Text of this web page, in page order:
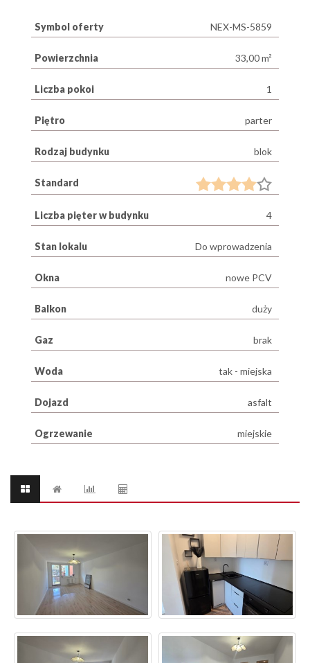
Symbol oferty NEX-MS-5859
Powierzchnia 33,00 m²
Liczba pokoi 1
Piętro parter
Rodzaj budynku blok
Standard
Liczba pięter w budynku 4
Stan lokalu Do wprowadzenia
Okna nowe PCV
Balkon duży
Gaz brak
Woda tak - miejska
Dojazd asfalt
Ogrzewanie miejskie